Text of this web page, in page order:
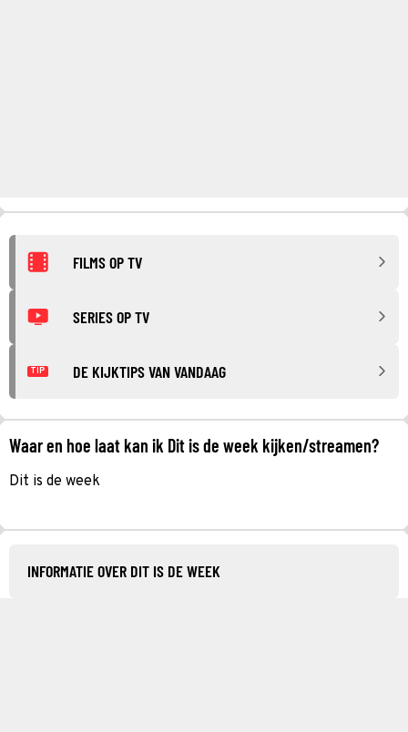
FILMS OP TV
SERIES OP TV
TIP DE KIJKTIPS VAN VANDAAG
Waar en hoe laat kan ik Dit is de week kijken/streamen?
Dit is de week
INFORMATIE OVER DIT IS DE WEEK